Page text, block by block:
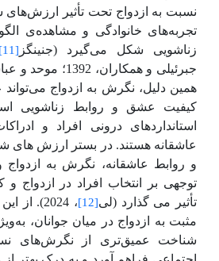
نسبت به ازدواج تحت تأثیر
تجربه‌های خانوادگی و مشاهده‌ی
زناشویی شکل می‌گیرد (جنینگز [11]
‌همین دلیل، نگرش به ازدواج می‌تواند
کیفیت عشق و روابط زناشویی
استانداردهای درونی افراد و
عاشقانه هستند. در بستر ارزش های
و روابط عاشقانه، نگرش به
توجهی بر انتخاب افراد در ازدواج و
تأثیر می گذارد (لی[12]
، 2024).
مثبت به ازدواج در میان جوانان،
شناخت عمیق‌تری از نگرش‌های